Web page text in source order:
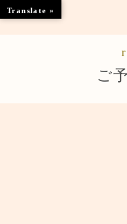
ご
Translate »